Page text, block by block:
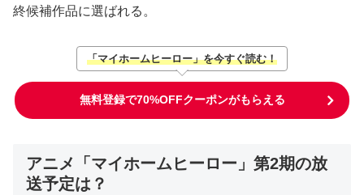
終候補作品に選ばれる。
「マイホームヒーロー」を今すぐ読む！
無料登録で70%OFFクーポンがもらえる
アニメ「マイホームヒーロー」第2期の放
送予定は？